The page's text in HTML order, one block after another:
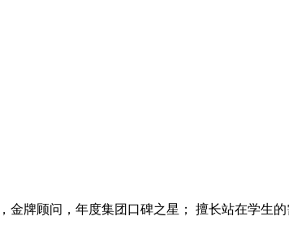
牌顾问，年度集团口碑之星； 擅长站在学生